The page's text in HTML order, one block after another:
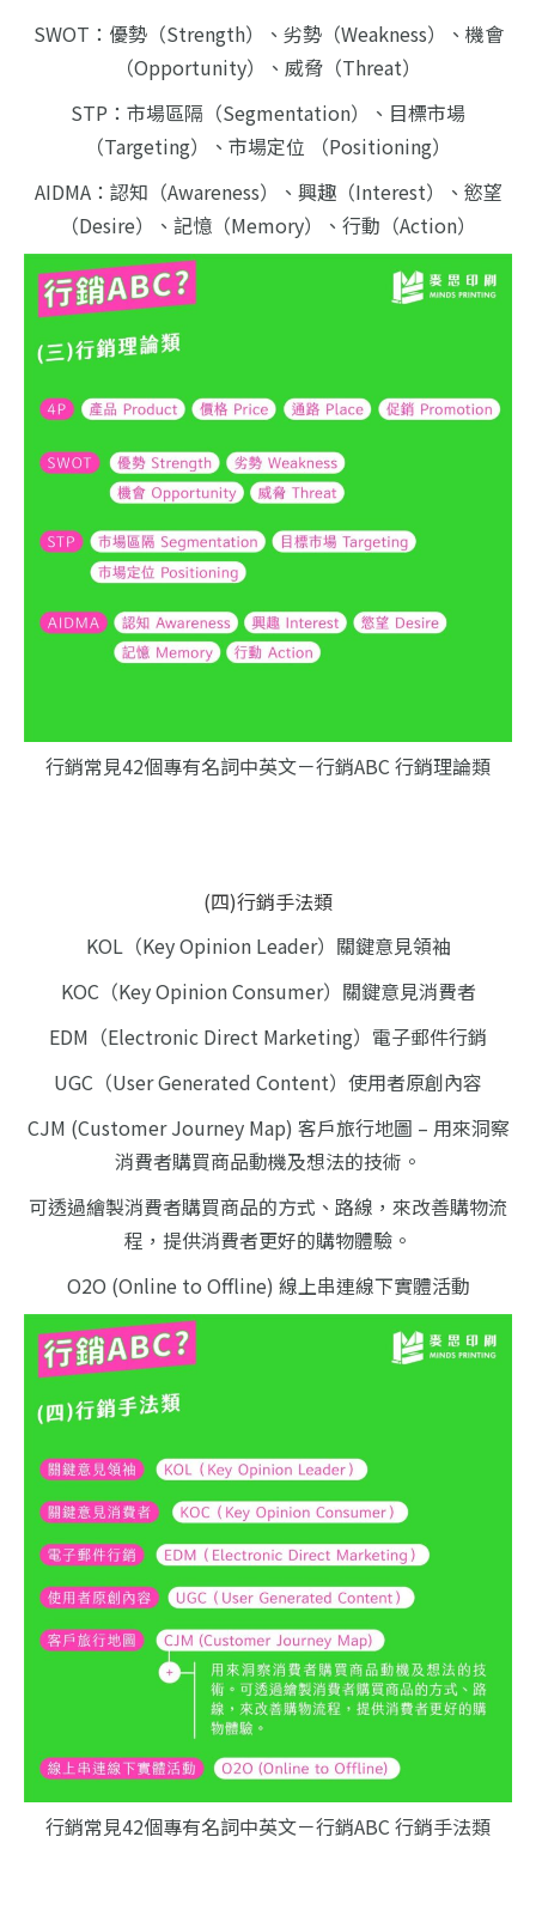
SWOT：優勢（Strength）、劣勢（Weakness）、機會
（Opportunity）、威脅（Threat）
STP：市場區隔（Segmentation）、目標市場
（Targeting）、市場定位 （Positioning）
AIDMA：認知（Awareness）、興趣（Interest）、慾望
（Desire）、記憶（Memory）、行動（Action）
行銷常見42個專有名詞中英文－行銷ABC 行銷理論類
(四)行銷手法類
KOL（Key Opinion Leader）關鍵意見領袖
KOC（Key Opinion Consumer）關鍵意見消費者
EDM（Electronic Direct Marketing）電子郵件行銷
UGC（User Generated Content）使用者原創內容
CJM (Customer Journey Map) 客戶旅行地圖 – 用來洞察
消費者購買商品動機及想法的技術。
可透過繪製消費者購買商品的方式、路線，來改善購物流
程，提供消費者更好的購物體驗。
O2O (Online to Offline) 線上串連線下實體活動
行銷常見42個專有名詞中英文－行銷ABC 行銷手法類